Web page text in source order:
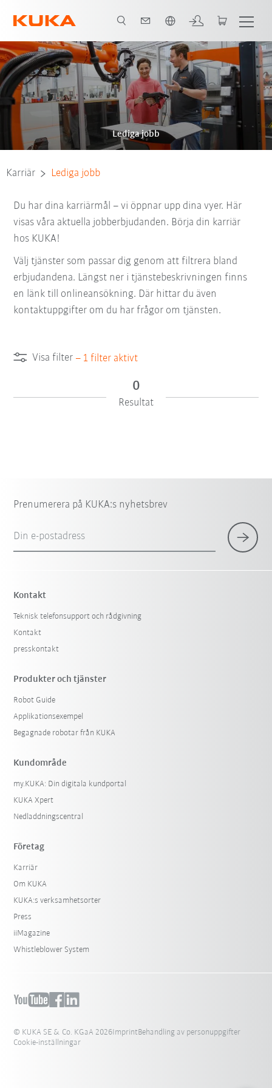
Lediga jobb
Karriär Lediga jobb
Du har dina karriärmål – vi öppnar upp dina vyer. Här
visas våra aktuella jobberbjudanden. Börja din karriär
hos KUKA!
Välj tjänster som passar dig genom att filtrera bland
erbjudandena. Längst ner i tjänstebeskrivningen finns
en länk till onlineansökning. Där hittar du även
kontaktuppgifter om du har frågor om tjänsten.
Visa filter – 1 filter aktivt
Återställ filter
0
Resultat
Prenumerera på KUKA:s nyhetsbrev
Din e-postadress
Kontakt
Teknisk telefonsupport och rådgivning
Kontakt
presskontakt
Produkter och tjänster
Robot Guide
Applikationsexempel
Begagnade robotar från KUKA
Kundområde
my.KUKA: Din digitala kundportal
KUKA Xpert
Nedladdningscentral
Företag
Karriär
Om KUKA
KUKA:s verksamhetsorter
Press
iiMagazine
Whistleblower System
© KUKA SE & Co. KGaA 2026ImprintBehandling av personuppgifter
Cookie-inställningar